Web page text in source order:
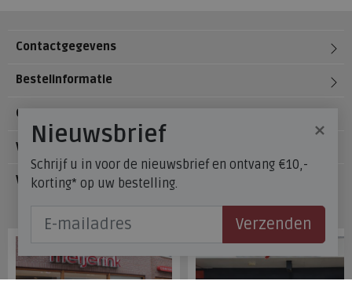
Contactgegevens
Bestelinformatie
Over Meijerink Schoenen
Voetzorg
Veelgestelde vragen
×
Nieuwsbrief
Schrijf u in voor de nieuwsbrief en ontvang €10,-
korting* op uw bestelling.
Verzenden